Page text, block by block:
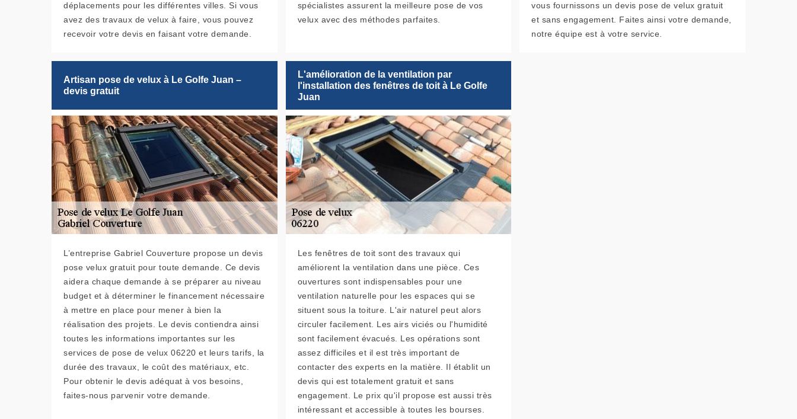
déplacements pour les différentes villes. Si vous
avez des travaux de velux à faire, vous pouvez
recevoir votre devis en faisant votre demande.
spécialistes assurent la meilleure pose de vos
velux avec des méthodes parfaites.
vous fournissons un devis pose de velux gratuit
et sans engagement. Faites ainsi votre demande,
notre équipe est à votre service.
Artisan pose de velux à Le Golfe Juan –
devis gratuit
L’entreprise Gabriel Couverture propose un devis
pose velux gratuit pour toute demande. Ce devis
aidera chaque demande à se préparer au niveau
budget et à déterminer le financement nécessaire
à mettre en place pour mener à bien la
réalisation des projets. Le devis contiendra ainsi
toutes les informations importantes sur les
services de pose de velux 06220 et leurs tarifs, la
durée des travaux, le coût des matériaux, etc.
Pour obtenir le devis adéquat à vos besoins,
faites-nous parvenir votre demande.
L'amélioration de la ventilation par
l'installation des fenêtres de toit à Le Golfe
Juan
Les fenêtres de toit sont des travaux qui
améliorent la ventilation dans une pièce. Ces
ouvertures sont indispensables pour une
ventilation naturelle pour les espaces qui se
situent sous la toiture. L'air naturel peut alors
circuler facilement. Les airs viciés ou l'humidité
sont facilement évacués. Les opérations sont
assez difficiles et il est très important de
contacter des experts en la matière. Il établit un
devis qui est totalement gratuit et sans
engagement. Le prix qu'il propose est aussi très
intéressant et accessible à toutes les bourses.